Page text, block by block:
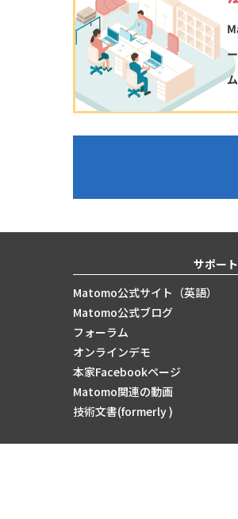
サポート
Matomo公式サイト（英語）
Matomo公式ブログ
フォーラム
オンラインデモ
本家Facebookページ
Matomo関連の動画
技術文書(formerly )